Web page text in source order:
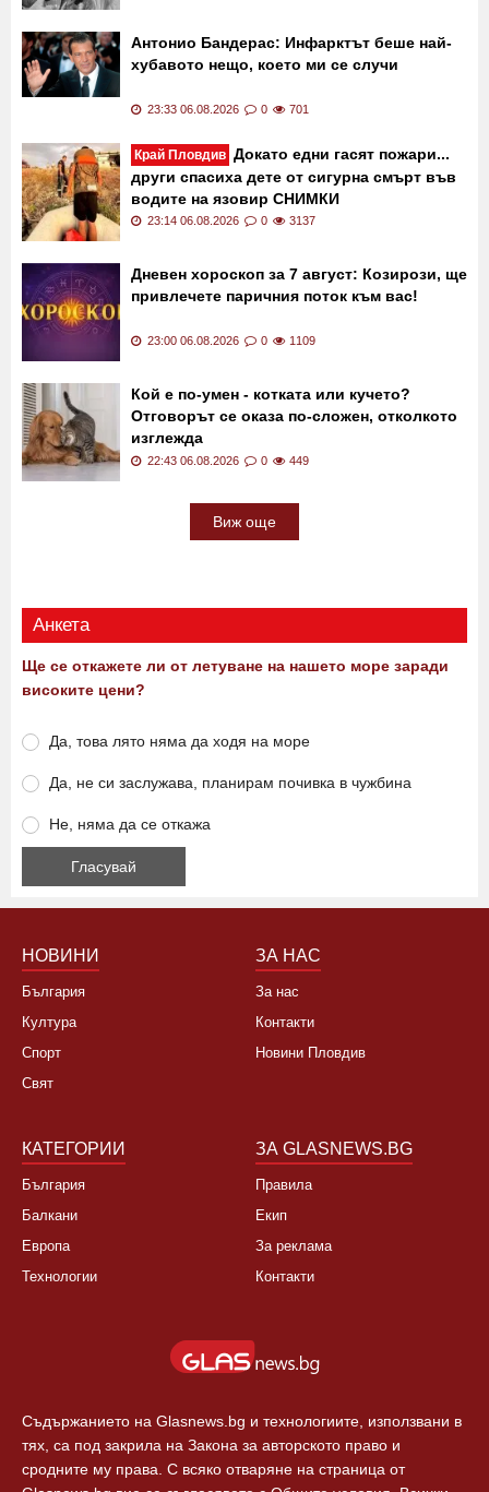
Антонио Бандерас: Инфарктът беше най-
хубавото нещо, което ми се случи
23:33 06.08.2026 0 701
Край Пловдив Докато едни гасят пожари...
други спасиха дете от сигурна смърт във
водите на язовир СНИМКИ
23:14 06.08.2026 0 3137
Дневен хороскоп за 7 август: Козирози, ще
привлечете паричния поток към вас!
23:00 06.08.2026 0 1109
Кой е по-умен - котката или кучето?
Отговорът се оказа по-сложен, отколкото
изглежда
22:43 06.08.2026 0 449
Виж още
Анкета
Ще се откажете ли от летуване на нашето море заради
високите цени?
Да, това лято няма да ходя на море
Да, не си заслужава, планирам почивка в чужбина
Не, няма да се откажа
НОВИНИ
България
Култура
Спорт
Свят
ЗА НАС
За нас
Контакти
Новини Пловдив
КАТЕГОРИИ
България
Балкани
Европа
Технологии
ЗА GLASNEWS.BG
Правила
Екип
За реклама
Контакти
Съдържанието на Glasnews.bg и технологиите, използвани в
тях, са под закрила на Закона за авторското право и
сродните му права. С всяко отваряне на страница от